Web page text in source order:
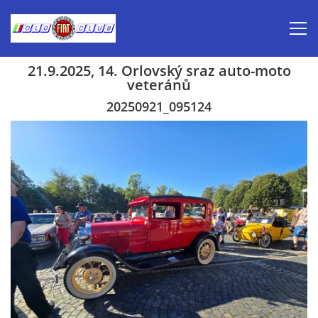
Aktuálně-pozvánky
Kalendář veteránských akcí 2026
Prvomájová jízda 2026
Old Fiat Club historie
21.9.2025, 14. Orlovský sraz auto-moto
veteránů
20250921_095124